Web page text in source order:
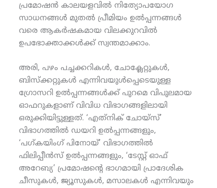
പ്രമോഷന്‍ കാലയളവില്‍ നിത്യോപയോഗ
സാധനങ്ങള്‍ മുതല്‍ പ്രീമിയം ഉല്‍പ്പന്നങ്ങള്‍
വരെ ആകര്‍ഷകമായ വിലക്കുറവില്‍
ഉപഭോക്താക്കള്‍ക്ക് സ്വന്തമാക്കാം.
അരി, പഴം പച്ചക്കറികള്‍, ചോക്ലേറ്റുകള്‍,
ബിസ്‌ക്കറ്റുകള്‍ എന്നിവയുള്‍പ്പെടെയുള്ള
ഗ്രോസറി ഉല്‍പ്പന്നങ്ങള്‍ക്ക് പുറമെ വിപുലമായ
ഓഫറുകളാണ് വിവിധ വിഭാഗങ്ങളിലായി
ഒരുക്കിയിട്ടുള്ളത്. ‘എത്‌നിക് ചോയ്‌സ്’
വിഭാഗത്തില്‍ ഡയറി ഉല്‍പ്പന്നങ്ങളും,
‘പഗ്കയിംഗ് പിനോയ്’ വിഭാഗത്തില്‍
ഫിലിപ്പീന്‍സ് ഉല്‍പ്പന്നങ്ങളും, ‘ടേസ്റ്റ് ഓഫ്
അറേബ്യ’ പ്രമോഷന്റെ ഭാഗമായി പ്രാദേശിക
ചീസുകള്‍, ജ്യൂസുകള്‍, മസാലകള്‍ എന്നിവയും